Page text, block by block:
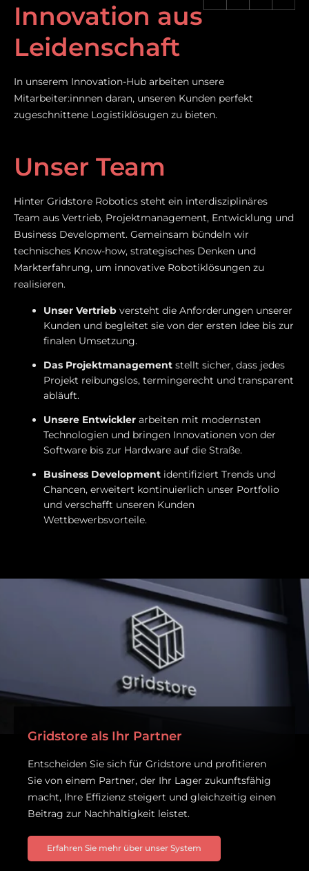
Innovation aus
Leidenschaft
In unserem Innovation-Hub arbeiten unsere
Mitarbeiter:innnen daran, unseren Kunden perfekt
zugeschnittene Logistiklösugen zu bieten.
Unser Team
Hinter Gridstore Robotics steht ein interdisziplinäres
Team aus Vertrieb, Projektmanagement, Entwicklung und
Business Development. Gemeinsam bündeln wir
technisches Know-how, strategisches Denken und
Markterfahrung, um innovative Robotiklösungen zu
realisieren.
Unser Vertrieb versteht die Anforderungen unserer
Kunden und begleitet sie von der ersten Idee bis zur
finalen Umsetzung.
Das Projektmanagement stellt sicher, dass jedes
Projekt reibungslos, termingerecht und transparent
abläuft.
Unsere Entwickler arbeiten mit modernsten
Technologien und bringen Innovationen von der
Software bis zur Hardware auf die Straße.
Business Development identifiziert Trends und
Chancen, erweitert kontinuierlich unser Portfolio
und verschafft unseren Kunden
Wettbewerbsvorteile.
Gridstore als Ihr Partner
Entscheiden Sie sich für Gridstore und profitieren
Sie von einem Partner, der Ihr Lager zukunftsfähig
macht, Ihre Effizienz steigert und gleichzeitig einen
Beitrag zur Nachhaltigkeit leistet.
Erfahren Sie mehr über unser System